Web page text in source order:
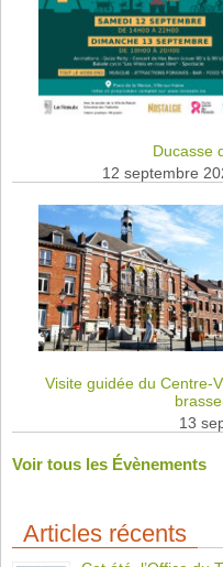
Ducasse
12 septembre
Visite guidée du Centre-
13
Voir tous les Évènements
Articles récents